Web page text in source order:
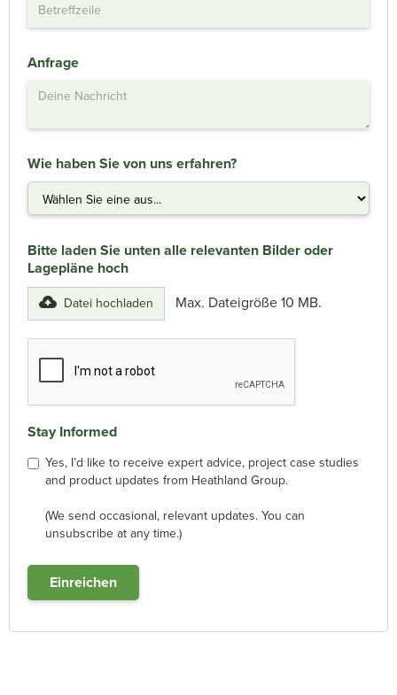
Anfrage
Wie haben Sie von uns erfahren?
Bitte laden Sie unten alle relevanten Bilder oder
Lagepläne hoch
Datei hochladen Max. Dateigröße 10 MB.
Stay Informed
Yes, I’d like to receive expert advice, project case studies
and product updates from Heathland Group.
(We send occasional, relevant updates. You can
unsubscribe at any time.)